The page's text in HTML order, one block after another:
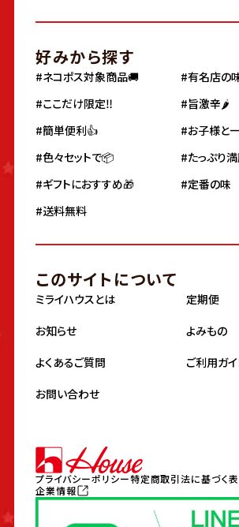
プライバシーポリシー特定商取引法に基づく
企業情報
好みから探す
#ネコポス対象商品🚚
#有名店の
#ここだけ限定‼️
#旨激辛🌶
#簡単便利👍
#お子様と
#色々セットで📦
#たっぷり
#ギフトにおすすめ🎁
#定番の味
#送料無料
このサイトについて
ミライハウスとは
定期便
お知らせ
よみもの
よくあるご質問
ご利用ガイ
お問い合わせ